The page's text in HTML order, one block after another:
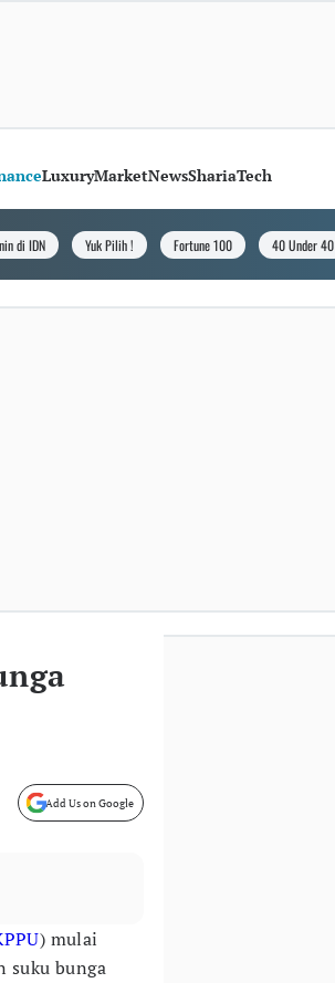
LuxuryMarketNewsShariaTech
di IDN Yuk Pilih ! Fortune 100 40 Under 40
Add Us on Google
) mulai
suku bunga